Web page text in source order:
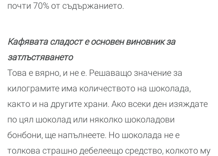
почти 70% от съдържанието.
Кафявата сладост е основен виновник за
затлъстяването
Това е вярно, и не е. Решаващо значение за
килограмите има количеството на шоколада,
както и на другите храни. Ако всеки ден изяждате
по цял шоколад или няколко шоколадови
бонбони, ще напълнеете. Но шоколада не е
толкова страшно дебелеещо средство, колкото му